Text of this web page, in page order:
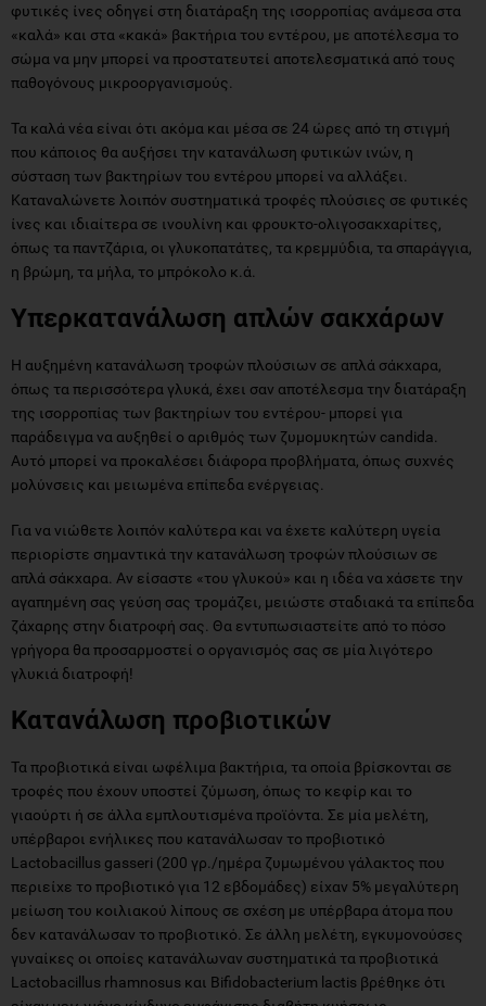
φυτικές ίνες οδηγεί στη διατάραξη της ισορροπίας ανάμεσα στα
«καλά» και στα «κακά» βακτήρια του εντέρου, με αποτέλεσμα το
σώμα να μην μπορεί να προστατευτεί αποτελεσματικά από τους
παθογόνους μικροοργανισμούς.
Τα καλά νέα είναι ότι ακόμα και μέσα σε 24 ώρες από τη στιγμή
που κάποιος θα αυξήσει την κατανάλωση φυτικών ινών, η
σύσταση των βακτηρίων του εντέρου μπορεί να αλλάξει.
Καταναλώνετε λοιπόν συστηματικά τροφές πλούσιες σε φυτικές
ίνες και ιδιαίτερα σε ινουλίνη και φρουκτο-ολιγοσακχαρίτες,
όπως τα παντζάρια, οι γλυκοπατάτες, τα κρεμμύδια, τα σπαράγγια,
η βρώμη, τα μήλα, το μπρόκολο κ.ά.
Υπερκατανάλωση απλών σακχάρων
Η αυξημένη κατανάλωση τροφών πλούσιων σε απλά σάκχαρα,
όπως τα περισσότερα γλυκά, έχει σαν αποτέλεσμα την διατάραξη
της ισορροπίας των βακτηρίων του εντέρου- μπορεί για
παράδειγμα να αυξηθεί ο αριθμός των ζυμομυκητών candida.
Αυτό μπορεί να προκαλέσει διάφορα προβλήματα, όπως συχνές
μολύνσεις και μειωμένα επίπεδα ενέργειας.
Για να νιώθετε λοιπόν καλύτερα και να έχετε καλύτερη υγεία
περιορίστε σημαντικά την κατανάλωση τροφών πλούσιων σε
απλά σάκχαρα. Αν είσαστε «του γλυκού» και η ιδέα να χάσετε την
αγαπημένη σας γεύση σας τρομάζει, μειώστε σταδιακά τα επίπεδα
ζάχαρης στην διατροφή σας. Θα εντυπωσιαστείτε από το πόσο
γρήγορα θα προσαρμοστεί ο οργανισμός σας σε μία λιγότερο
γλυκιά διατροφή!
Κατανάλωση προβιοτικών
Τα προβιοτικά είναι ωφέλιμα βακτήρια, τα οποία βρίσκονται σε
τροφές που έχουν υποστεί ζύμωση, όπως το κεφίρ και το
γιαούρτι ή σε άλλα εμπλουτισμένα προϊόντα. Σε μία μελέτη,
υπέρβαροι ενήλικες που κατανάλωσαν το προβιοτικό
Lactobacillus gasseri (200 γρ./ημέρα ζυμωμένου γάλακτος που
περιείχε το προβιοτικό για 12 εβδομάδες) είχαν 5% μεγαλύτερη
μείωση του κοιλιακού λίπους σε σχέση με υπέρβαρα άτομα που
δεν κατανάλωσαν το προβιοτικό. Σε άλλη μελέτη, εγκυμονούσες
γυναίκες οι οποίες κατανάλωναν συστηματικά τα προβιοτικά
Lactobacillus rhamnosus και Bifidobacterium lactis βρέθηκε ότι